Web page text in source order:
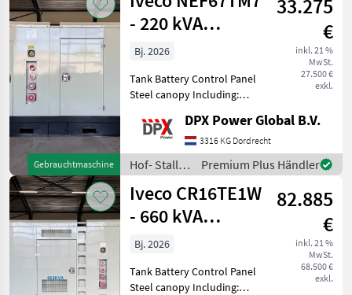
Weidetechnik
/ Iveco
Gebrauchtmaschine
- 220 kVA
Generator - DPX-
19794
33.275
€
inkl. 21 %
MwSt.
27.500 €
exkl.
Bj. 2026
Tank Battery Control Panel
Steel canopy Including:
charger Including: sockets
125A - 63A - 32A - 16A Hof-
Stall- und Weidetechnik
Stromgen
DPX Power Global B.V.
3316 KG Dordrecht
Hof- Stall-
und
Weidetechnik
/ Iveco
Premium Plus Händler
Iveco CR16TE1W
- 660 kVA
Generator - DPX-
19798
82.885
€
inkl. 21 %
MwSt.
68.500 €
exkl.
Bj. 2026
Tank Battery Control Panel
Steel canopy Including: